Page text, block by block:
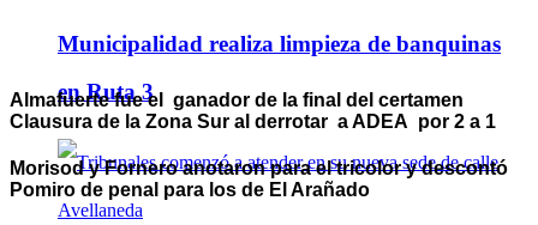
Municipalidad realiza limpieza de banquinas
en Ruta 3
Almafuerte fue el ganador de la final del certamen
Clausura de la Zona Sur al derrotar a ADEA por 2 a 1
Morisod y Fornero anotaron para el tricolor y descontó
Pomiro de penal para los de El Arañado